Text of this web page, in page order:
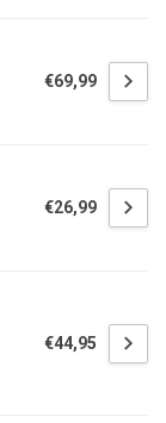
€69,99
€26,99
€44,95